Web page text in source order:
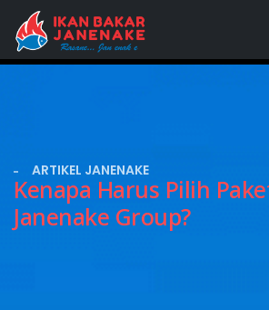
ARTIKEL JANENAKE
Kenapa Harus Pilih
Janenake Group?